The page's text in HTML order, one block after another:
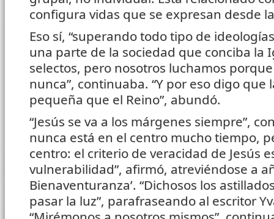
configura vidas que se expresan desde
Eso sí, “superando todo tipo de
una parte de la sociedad que conciba la
selectos, pero nosotros luchamos
nunca”, continuaba. “Y por eso digo que
pequeña que el Reino”, abundó.
“Jesús se va a los márgenes siempre”,
nunca está en el centro mucho tiempo,
centro: el criterio de veracidad de Jesús
vulnerabilidad”, afirmó, atreviéndose a
Bienaventuranza’. “Dichosos los
pasar la luz”, parafraseando al escritor